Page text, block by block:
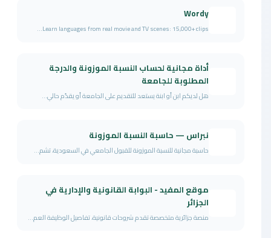
Wordy
Learn languages from real movie and TV scenes: 15,000+ clips...
أداة مجانية لحساب النسبة الموزونة والدرجة
المطلوبة للجامعة
هل لديكم ابن أو ابنة يستعد للتقديم على الجامعة أو يقدّم حالي...
نبراس — حاسبة النسبة الموزونة
حاسبة مجانية للنسبة الموزونة للقبول الجامعي في السعودية، تشم...
موقع المفيد - البوابة القانونية والإدارية في
الجزائر
منصة جزائرية متخصصة تقدم شروحات قانونية، تفاصيل الوظيفة العم...